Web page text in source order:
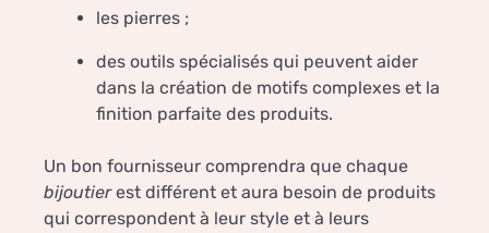
les pierres ;
des outils spécialisés qui peuvent aider
dans la création de motifs complexes et la
finition parfaite des produits.
Un bon fournisseur comprendra que chaque
bijoutierest différent et aura besoin de produits
qui correspondent à leur style et à leurs